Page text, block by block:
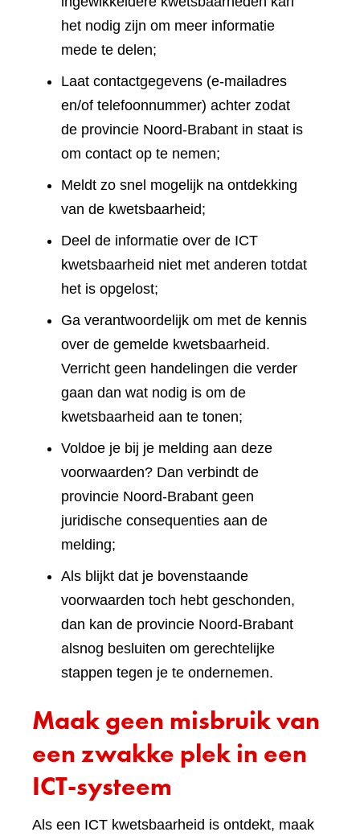
het nodig zijn om meer informatie
mede te delen;
Laat contactgegevens (e-mailadres
en/of telefoonnummer) achter zodat
de provincie Noord-Brabant in staat is
om contact op te nemen;
Meldt zo snel mogelijk na ontdekking
van de kwetsbaarheid;
Deel de informatie over de ICT
kwetsbaarheid niet met anderen totdat
het is opgelost;
Ga verantwoordelijk om met de kennis
over de gemelde kwetsbaarheid.
Verricht geen handelingen die verder
gaan dan wat nodig is om de
kwetsbaarheid aan te tonen;
Voldoe je bij je melding aan deze
voorwaarden? Dan verbindt de
provincie Noord-Brabant geen
juridische consequenties aan de
melding;
Als blijkt dat je bovenstaande
voorwaarden toch hebt geschonden,
dan kan de provincie Noord-Brabant
alsnog besluiten om gerechtelijke
stappen tegen je te ondernemen.
Maak geen misbruik van
een zwakke plek in een
ICT-systeem
Als een ICT kwetsbaarheid is ontdekt, maak